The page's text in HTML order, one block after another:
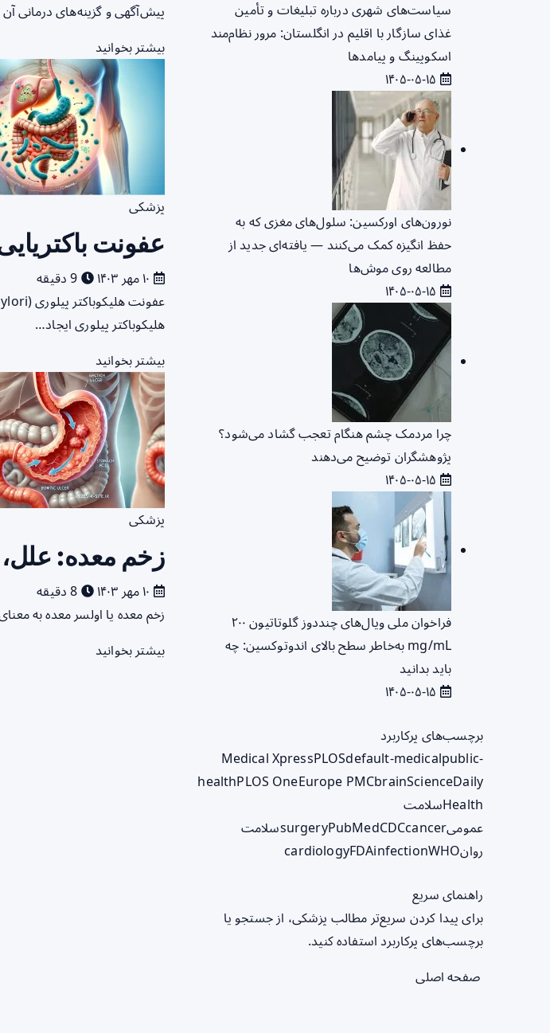
پیش‌آگهی و گزینه‌های درمانی
بیشتر بخوانید
پزشکی
عفونت
هلیکوباکتر پیلوری ایجاد…
بیشتر بخوانید
پزشکی
زخم معده: علل،
زخم معده یا اولسر معده به
بیشتر بخوانید
سیاست‌های شهری درباره تبلیغات و تأمین
غذای سازگار با اقلیم در انگلستان: مرور نظام‌مند
اسکوپینگ و پیامدها
نورون‌های اورکسین: سلول‌های مغزی که به
حفظ انگیزه کمک می‌کنند — یافته‌ای جدید از
مطالعه روی موش‌ها
چرا مردمک چشم هنگام تعجب گشاد می‌شود؟
پژوهشگران توضیح می‌دهند
فراخوان ملی ویال‌های چنددوز گلوتاتیون ۲۰۰
mg/mL به‌خاطر سطح بالای اندوتوکسین: چه
باید بدانید
برچسب‌های پرکاربرد
Medical XpressPLOSdefault-medicalpublic-
healthPLOS OneEurope PMCbrainScienceDaily
Healthسلامت
عمومی
surgeryPubMedCDCcancer
سلامت
روان
cardiologyFDAinfectionWHO
راهنمای سریع
برای پیدا کردن سریع‌تر مطالب پزشکی، از جستجو یا
برچسب‌های پرکاربرد استفاده کنید.
صفحه اصلی